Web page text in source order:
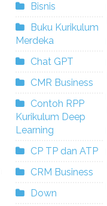
Bisnis
Buku Kurikulum
Merdeka
Chat GPT
CMR Business
Contoh RPP
Kurikulum Deep
Learning
CP TP dan ATP
CRM Business
Down